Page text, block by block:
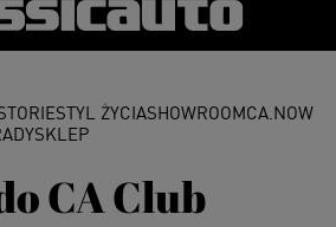
CA Club
STYL ŻYCIASHOWROOMCA.NOW
SKLEP